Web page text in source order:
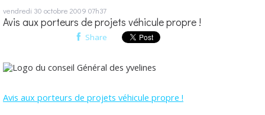
vendredi 30 octobre 2009 07h37
Avis aux porteurs de projets véhicule propre !
Share
Avis aux porteurs de projets véhicule propre !